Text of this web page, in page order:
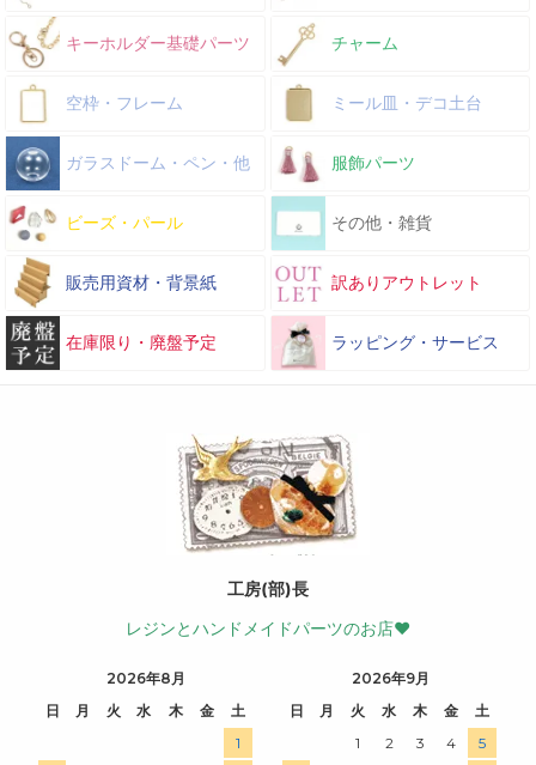
キーホルダー基礎パーツ チャーム
空枠・フレーム ミール皿・デコ土台
ガラスドーム・ペン・他 服飾パーツ
ビーズ・パール その他・雑貨
販売用資材・背景紙 訳ありアウトレット
在庫限り・廃盤予定 ラッピング・サービス
工房(部)長
レジンとハンドメイドパーツのお店♥
2026年8月
日
月 火 水 木 金
土
1
2026年9月
日
月 火 水 木 金
土
1
2 3 4
5